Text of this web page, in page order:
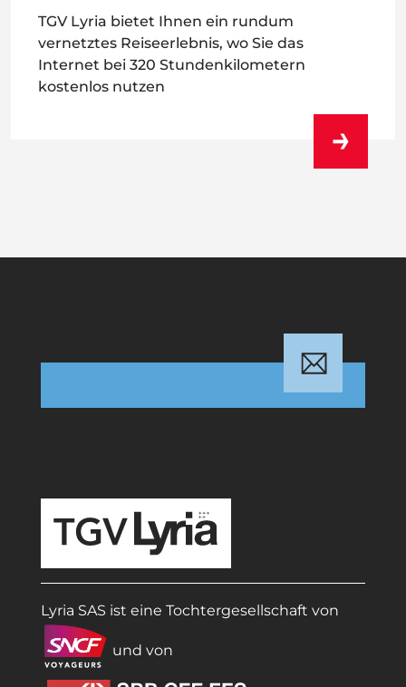
TGV Lyria bietet Ihnen ein rundum
vernetztes Reiseerlebnis, wo Sie das
Internet bei 320 Stundenkilometern
kostenlos nutzen
Lyria SAS ist eine Tochtergesellschaft von
und von